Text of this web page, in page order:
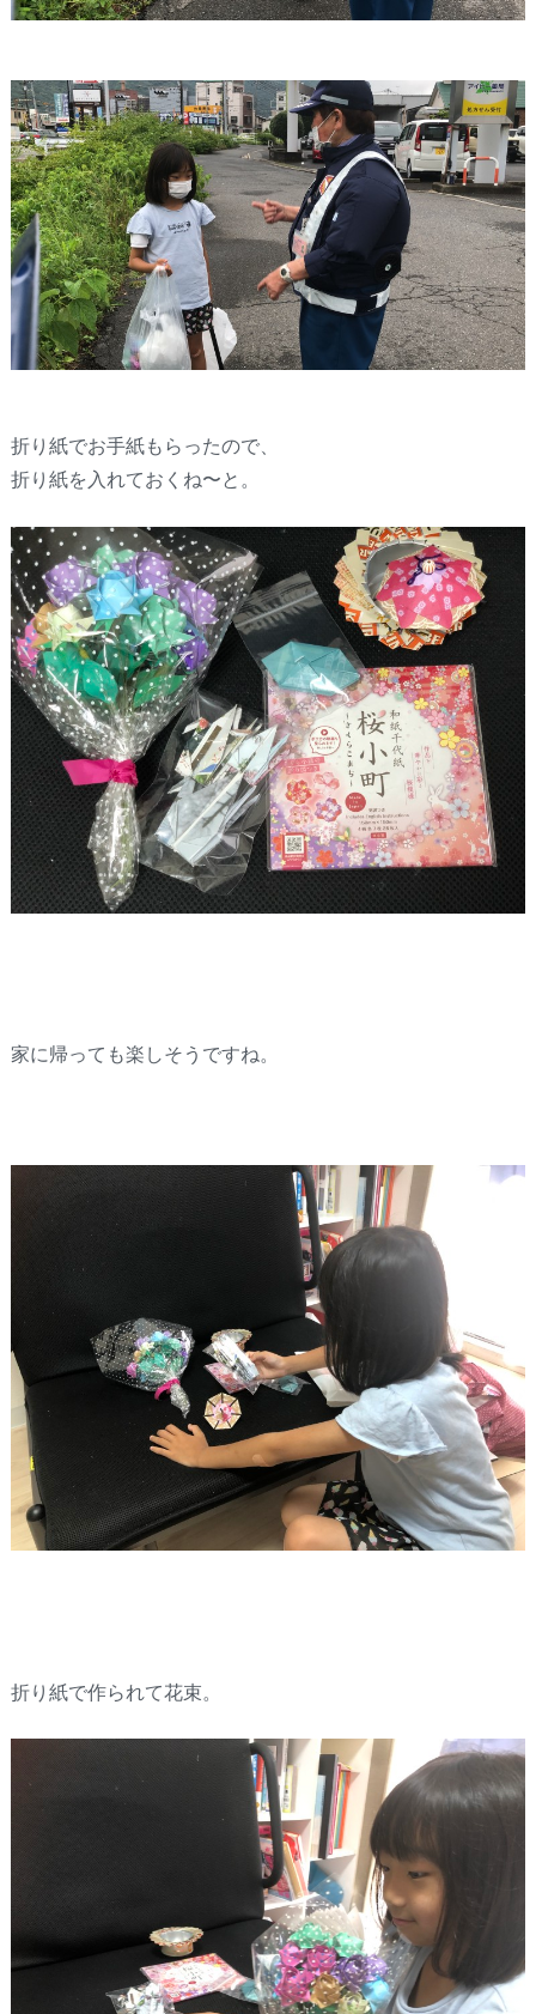
折り紙でお手紙もらったので、
折り紙を入れておくね〜と。
家に帰っても楽しそうですね。
折り紙で作られて花束。